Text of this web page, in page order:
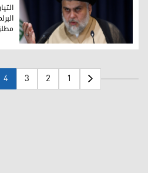
التيار الصدري يرفض العودة
1
2
3
4